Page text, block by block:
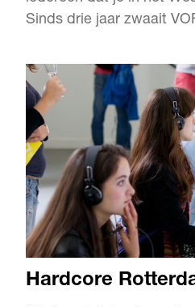
Sinds drie jaar zwaait
Aan de sfeer en de stijl
goed is, is goed. Wel
drie jaar een paar stevige
Hardcore